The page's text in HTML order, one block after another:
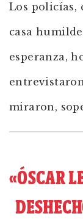
Los policías,
casa
esperanza,
miraron,
«ÓSCAR